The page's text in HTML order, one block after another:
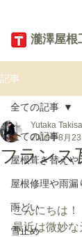
瀧澤屋
記事
全ての記事
屋根葺き替えや
屋根修理や雨漏
雨どい
雪止め
全ての記事
フランス
Yutaka
2019年8月23
こんにちは！
最近は微妙